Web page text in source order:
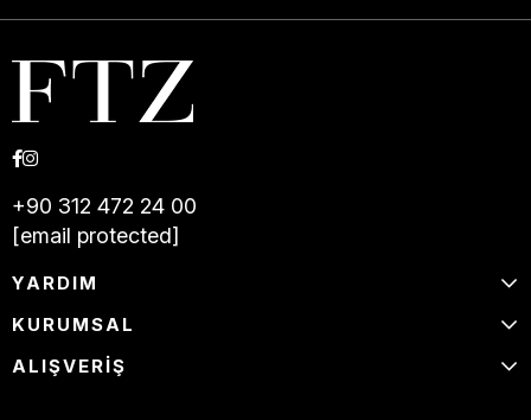
+90 312 472 24 00
[email protected]
YARDIM
KURUMSAL
ALIŞVERİŞ